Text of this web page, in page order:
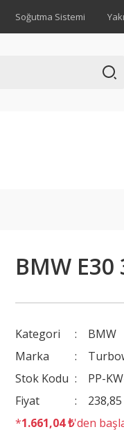
Soğutma Sistemi
BMW
Kategori
BMW
Marka
Stok Kodu
PP-
Fiyat
*1.661,04 ₺'den